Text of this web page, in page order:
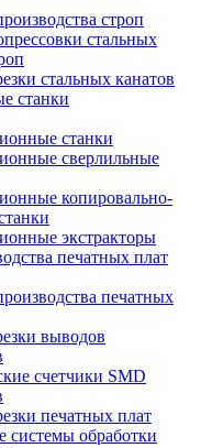
строп
стальных
стальных канатов
станки
станки
сверлильные
копировально-
экстракторы
печатных плат
печатных
выводов
счетчики SMD
печатных плат
системы обработки